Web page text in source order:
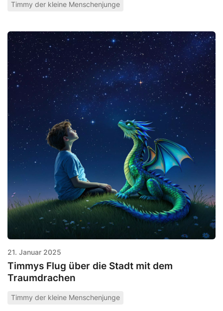
Timmy der kleine Menschenjunge
21. Januar 2025
Timmys Flug über die Stadt mit dem
Traumdrachen
Timmy der kleine Menschenjunge